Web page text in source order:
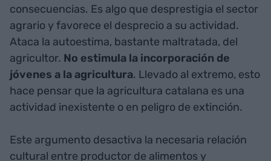
consecuencias. Es algo que desprestigia el sector
agrario y favorece el desprecio a su actividad.
Ataca la autoestima, bastante maltratada, del
agricultor. No estimula la incorporación de
jóvenes a la agricultura. Llevado al extremo, esto
hace pensar que la agricultura catalana es una
actividad inexistente o en peligro de extinción.
Este argumento desactiva la necesaria relación
cultural entre productor de alimentos y